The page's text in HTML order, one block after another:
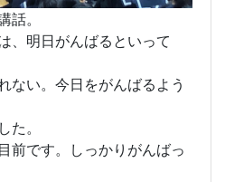
話。
、明日がんばるといって
い。今日をがんばるよう